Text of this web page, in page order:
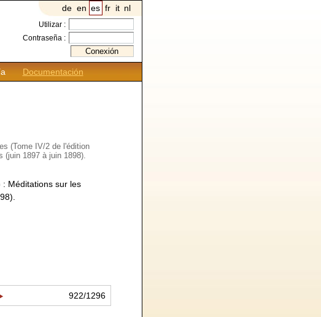
Documentación
de en es fr it nl
Utilizar :
Contraseña :
(Tome IV/2 de l'édition
1897 à juin 1898).
Méditations sur les
922/1296